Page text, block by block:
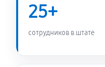
Lite
25+
сотрудников в штате